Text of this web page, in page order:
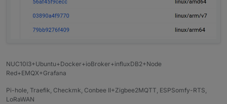
NUC10I3+Ubuntu+Docker+ioBroker+influxDB2+Node
Red+EMQX+Grafana
Pi-hole, Traefik, Checkmk, Conbee II+Zigbee2MQTT, ESPSomfy-RTS,
LoRaWAN